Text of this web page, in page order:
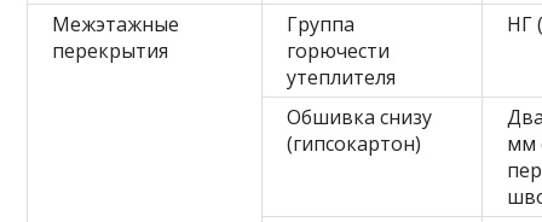
Межэтажные
перекрытия
Группа
горючести
утеплителя
НГ
Обшивка снизу
(гипсокартон)
мм